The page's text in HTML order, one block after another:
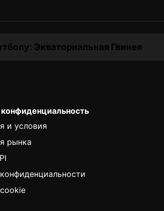
Экваториальная Гвинея
и условия
рынка